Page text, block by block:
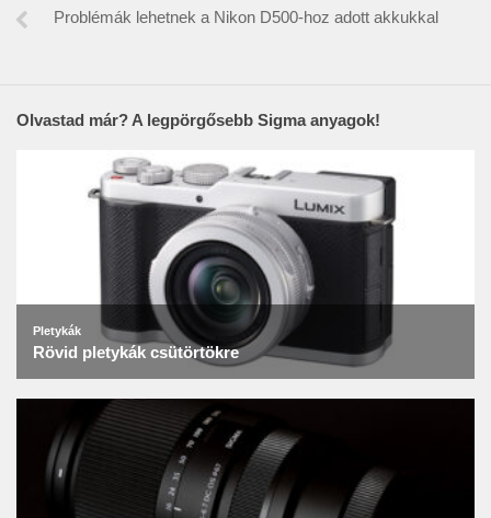
Problémák lehetnek a Nikon D500-hoz adott akkukkal
Olvastad már? A legpörgősebb Sigma anyagok!